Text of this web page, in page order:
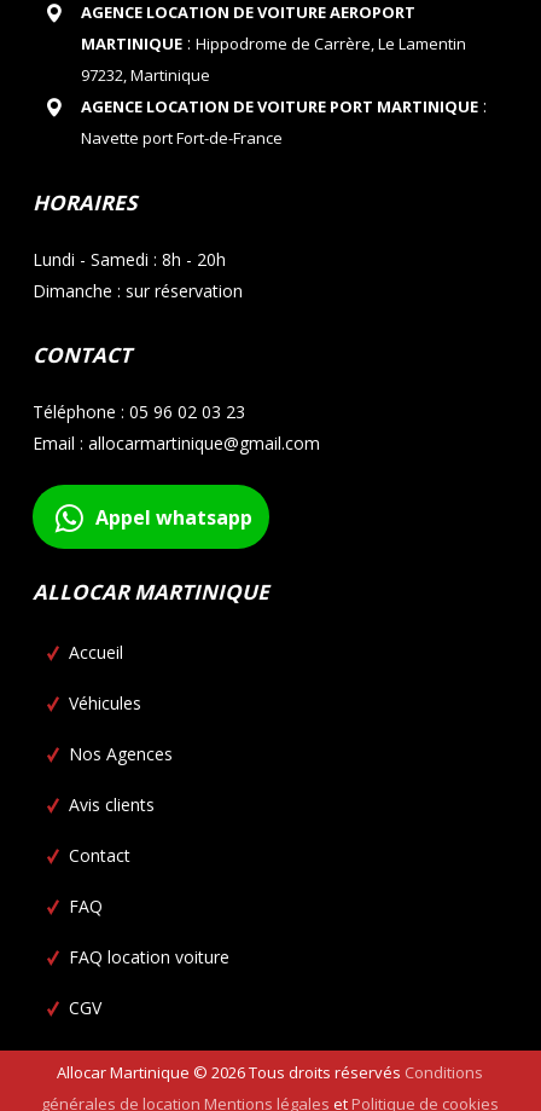
AGENCE LOCATION DE VOITURE AEROPORT
MARTINIQUE: Hippodrome de Carrère, Le Lamentin
97232, Martinique
AGENCE LOCATION DE VOITURE PORT MARTINIQUE:
Navette port Fort-de-France
HORAIRES
Lundi - Samedi : 8h - 20h
Dimanche : sur réservation
CONTACT
Téléphone : 05 96 02 03 23
Email : allocarmartinique@gmail.com
Appel whatsapp
ALLOCAR MARTINIQUE
Accueil
Véhicules
Nos Agences
Avis clients
Contact
FAQ
FAQ location voiture
CGV
Allocar Martinique ©2026Tous droits réservés Conditions
générales de location Mentions légales et Politique de cookies